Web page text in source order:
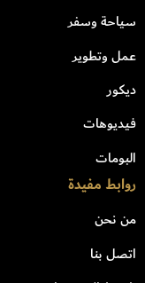
سياحة وسفر
عمل وتطوير
ديكور
فيديوهات
البومات
روابط مفيدة
من نحن
اتصل بنا